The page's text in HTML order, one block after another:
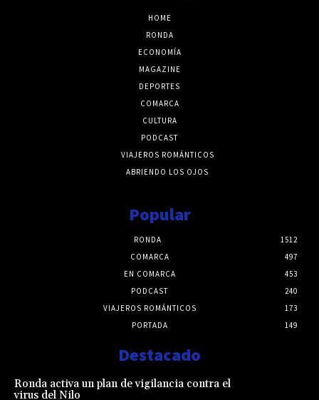
HOME
RONDA
ECONOMÍA
MAGAZINE
DEPORTES
COMARCA
CULTURA
PODCAST
VIAJEROS ROMÁNTICOS
ABRIENDO LOS OJOS
Popular
RONDA
1512
COMARCA
497
EN COMARCA
453
PODCAST
240
VIAJEROS ROMÁNTICOS
173
PORTADA
149
Destacado
Ronda activa un plan de vigilancia contra el
virus del Nilo